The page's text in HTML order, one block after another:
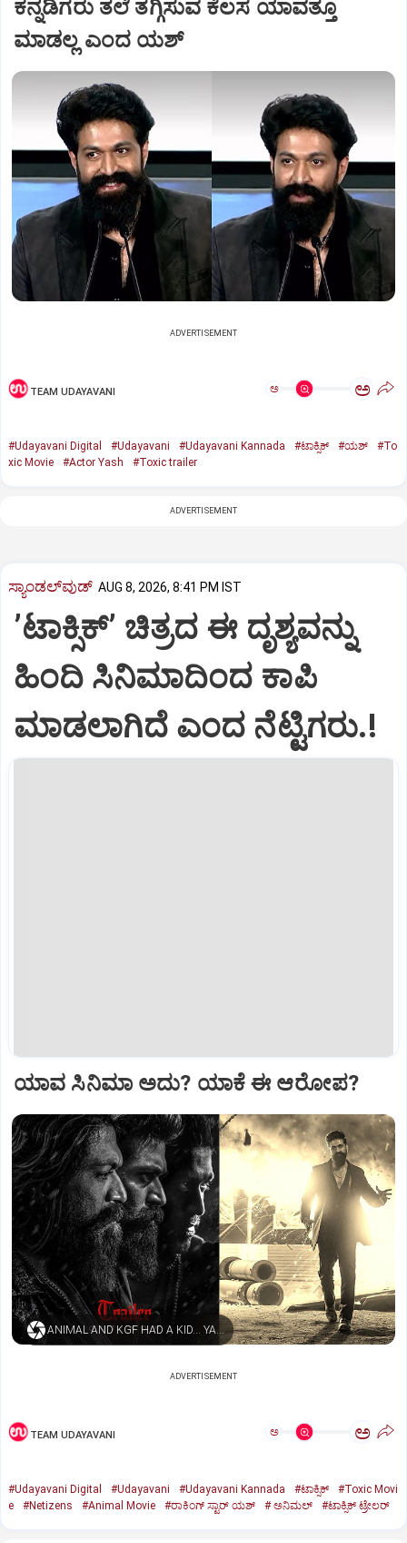
ಕನ್ನಡಿಗರು ತಲೆ ತಗ್ಗಿಸುವ ಕೆಲಸ ಯಾವತ್ತೂ
ಮಾಡಲ್ಲ ಎಂದ ಯಶ್
ADVERTISEMENT
TEAM UDAYAVANI ಅ ಅ
#Udayavani Digital #Udayavani #Udayavani Kannada #ಟಾಕ್ಸಿಕ್‌ #ಯಶ್‌
#To
xic Movie
#Actor Yash #Toxic trailer
ADVERTISEMENT
ಸ್ಯಾಂಡಲ್‌ವುಡ್‌ AUG 8, 2026, 8:41 PM IST
ʼಟಾಕ್ಸಿಕ್‌ʼ ಚಿತ್ರದ ಈ ದೃಶ್ಯವನ್ನು
ಹಿಂದಿ ಸಿನಿಮಾದಿಂದ ಕಾಪಿ
ಮಾಡಲಾಗಿದೆ ಎಂದ ನೆಟ್ಟಿಗರು.!
ಯಾವ ಸಿನಿಮಾ ಅದು? ಯಾಕೆ ಈ ಆರೋಪ?
ANIMAL AND KGF HAD A KID… YASH NAMED HIM TOXIC
ADVERTISEMENT
TEAM UDAYAVANI ಅ ಅ
#Udayavani Digital #Udayavani #Udayavani Kannada #ಟಾಕ್ಸಿಕ್‌
#Toxic Movi
e
#Netizens #Animal Movie #ರಾಕಿಂಗ್‌ ಸ್ಟಾರ್‌ ಯಶ್ #‌ ಅನಿಮಲ್‌ #ಟಾಕ್ಸಿಕ್‌ ಟ್ರೇಲರ್‌